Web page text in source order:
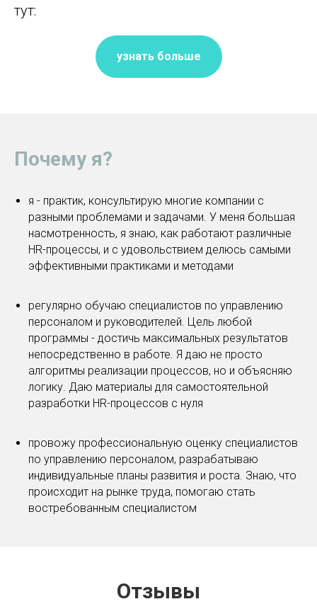
тут:
узнать больше
Почему я?
я - практик, консультирую многие компании с
разными проблемами и задачами. У меня большая
насмотренность, я знаю, как работают различные
HR-процессы, и с удовольствием делюсь самыми
эффективными практиками и методами
регулярно обучаю специалистов по управлению
персоналом и руководителей. Цель любой
программы - достичь максимальных результатов
непосредственно в работе. Я даю не просто
алгоритмы реализации процессов, но и объясняю
логику. Даю материалы для самостоятельной
разработки HR-процессов с нуля
провожу профессиональную оценку специалистов
по управлению персоналом, разрабатываю
индивидуальные планы развития и роста. Знаю, что
происходит на рынке труда, помогаю стать
востребованным специалистом
Отзывы